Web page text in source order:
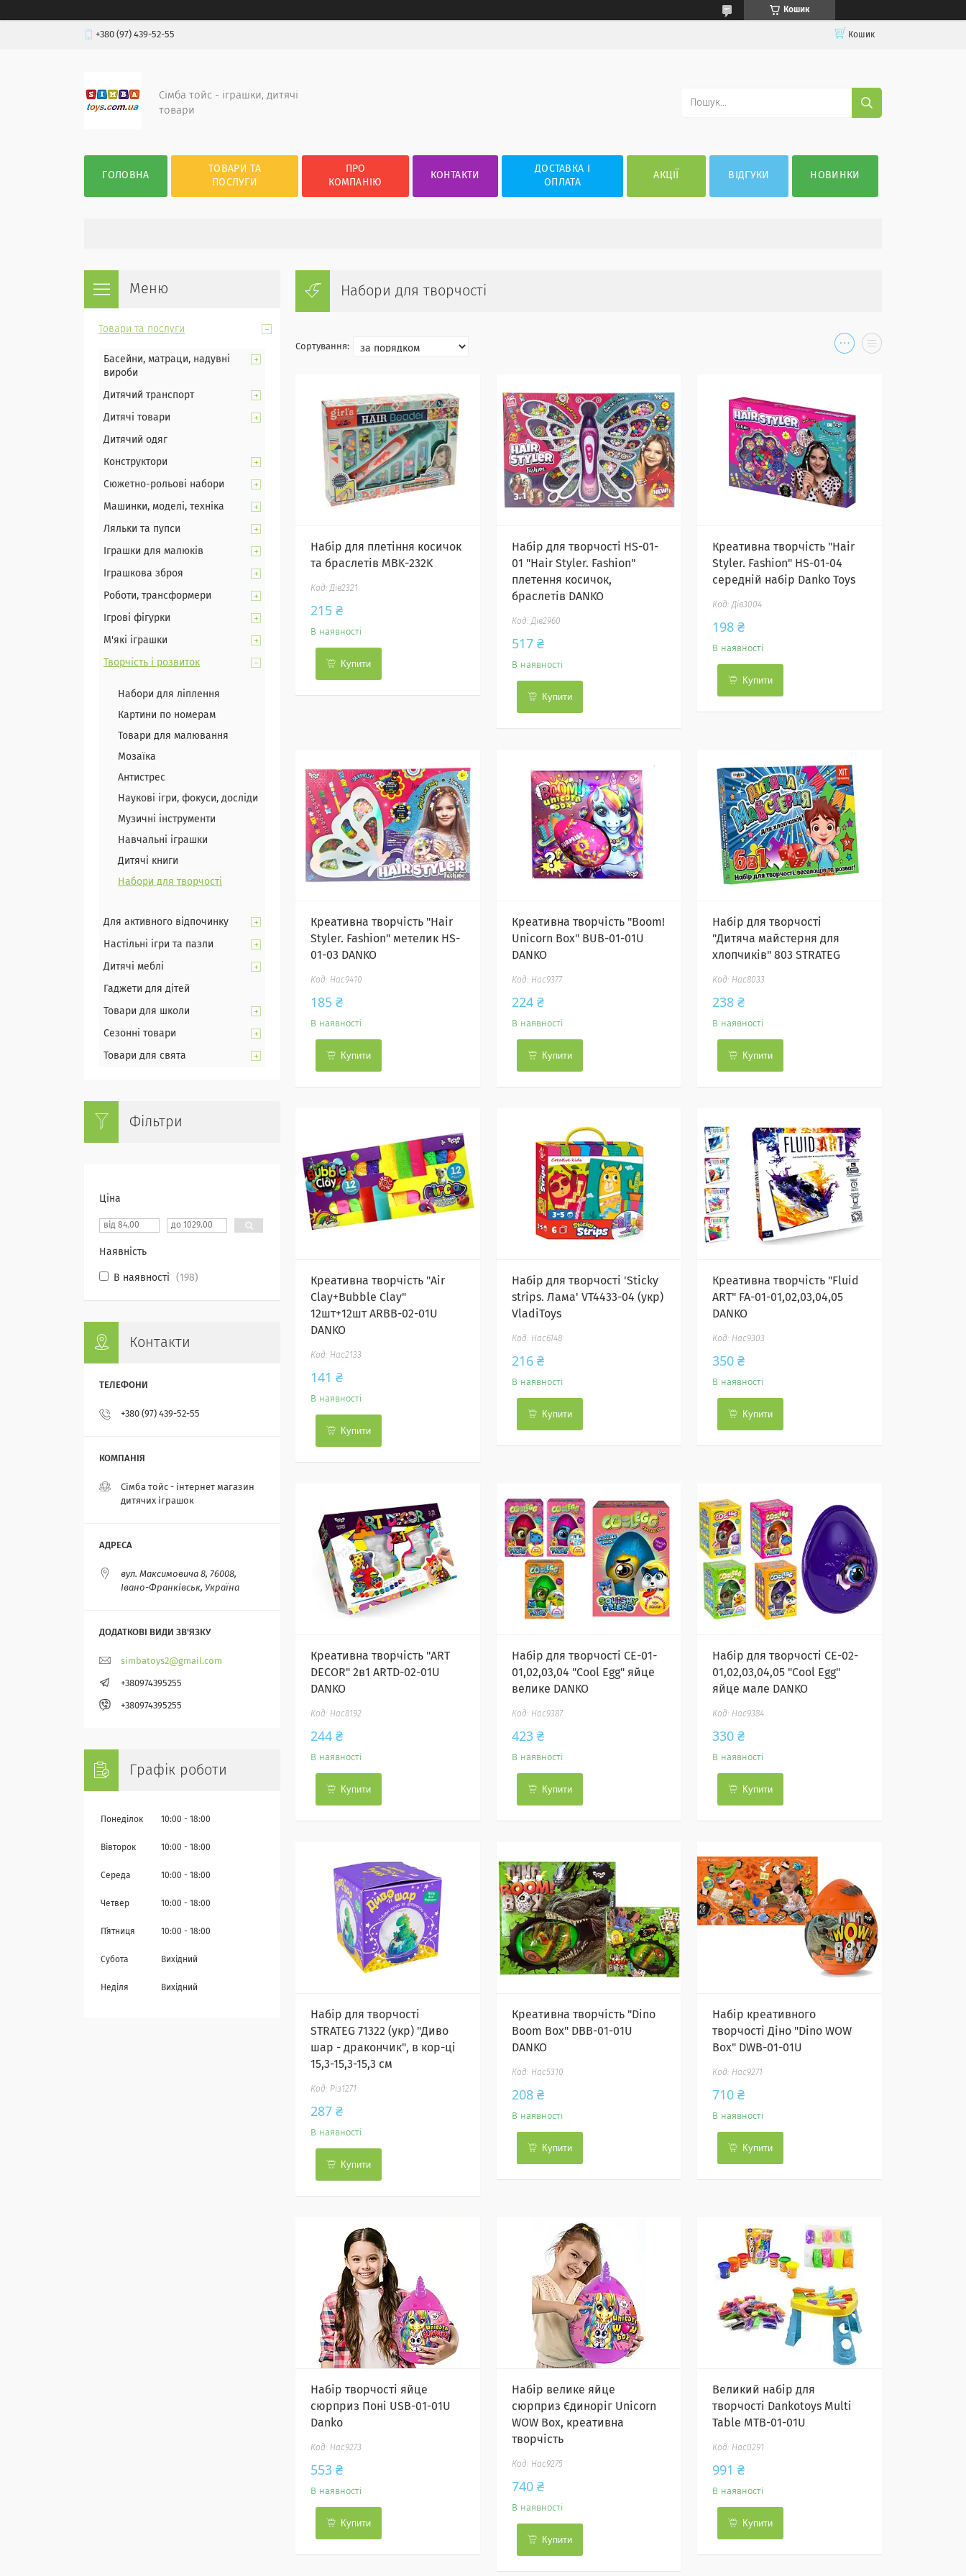
Кошик
+380 (97) 439-52-55 Кошик
Сімба тойс - іграшки, дитячі
товари
ГОЛОВНА
ТОВАРИ ТА
ПОСЛУГИ
ПРО
КОМПАНІЮ
КОНТАКТИ
ДОСТАВКА І
ОПЛАТА
АКЦІЇ ВІДГУКИ НОВИНКИ
Набори для творчості
Набір для плетіння косичок
та браслетів MBK-232K
Дів2321
215 ₴
В наявності
Купити
Набір для творчості HS-01-
01 "Hair Styler. Fashion"
плетення косичок,
браслетів DANKO
Дів2960
517 ₴
В наявності
Купити
Креативна творчість "Hair
Styler. Fashion" HS-01-04
середній набір Danko Toys
Дів3004
198 ₴
В наявності
Купити
Креативна творчість "Hair
Styler. Fashion" метелик HS-
01-03 DANKO
Нас9410
185 ₴
В наявності
Купити
Креативна творчість "Boom!
Unicorn Box" BUB-01-01U
DANKO
Нас9377
224 ₴
В наявності
Купити
Набір для творчості
"Дитяча майстерня для
хлопчиків" 803 STRATEG
Нас8033
238 ₴
В наявності
Купити
Креативна творчість "Air
Clay+Bubble Clay"
12шт+12шт ARBB-02-01U
DANKO
Нас2133
141 ₴
В наявності
Купити
Набір для творчості 'Sticky
strips. Лама' VT4433-04 (укр)
VladiToys
Нас6148
216 ₴
В наявності
Купити
Креативна творчість "Fluid
ART" FA-01-01,02,03,04,05
DANKO
Нас9303
350 ₴
В наявності
Купити
Креативна творчість "ART
DECOR" 2в1 ARTD-02-01U
DANKO
Нас8192
244 ₴
В наявності
Купити
Набір для творчості CE-01-
01,02,03,04 "Cool Egg" яйце
велике DANKO
Нас9387
423 ₴
В наявності
Купити
Набір для творчості CE-02-
01,02,03,04,05 "Cool Egg"
яйце мале DANKO
Нас9384
330 ₴
В наявності
Купити
Набір для творчості
STRATEG 71322 (укр) "Диво
шар - дракончик", в кор-ці
15,3-15,3-15,3 см
Різ1271
287 ₴
В наявності
Купити
Креативна творчість "Dino
Boom Box" DBB-01-01U
DANKO
Нас5310
208 ₴
В наявності
Купити
Набір креативного
творчості Діно "Dino WOW
Box" DWB-01-01U
Нас9271
710 ₴
В наявності
Купити
Набір творчості яйце
сюрприз Поні USB-01-01U
Danko
Нас9273
553 ₴
В наявності
Купити
Набір велике яйце
сюрприз Єдиноріг Unicorn
WOW Box, креативна
творчість
Нас9275
740 ₴
В наявності
Купити
Великий набір для
творчості Dankotoys Multi
Table MTB-01-01U
Нас0291
991 ₴
В наявності
Купити
Товари та послуги
Басейни, матраци, надувні
вироби
Дитячий транспорт
Дитячі товари
Дитячий одяг
Конструктори
Сюжетно-рольові набори
Машинки, моделі, техніка
Ляльки та пупси
Іграшки для малюків
Іграшкова зброя
Роботи, трансформери
Ігрові фігурки
М'які іграшки
Творчість і розвиток
Набори для ліплення
Картини по номерам
Товари для малювання
Мозаїка
Антистрес
Наукові ігри, фокуси, досліди
Музичні інструменти
Навчальні іграшки
Дитячі книги
Набори для творчості
Для активного відпочинку
Настільні ігри та пазли
Дитячі меблі
Гаджети для дітей
Товари для школи
Сезонні товари
Товари для свята
Фільтри
Ціна
Наявність
В наявності 198
Контакти
+380 (97) 439-52-55
Сімба тойс - інтернет магазин
дитячих іграшок
вул. Максимовича 8, 76008,
Івано-Франківськ, Україна
simbatoys2@gmail.com
+380974395255
+380974395255
Графік роботи
Понеділок 10:00 18:00
Вівторок 10:00 18:00
Середа 10:00 18:00
Четвер 10:00 18:00
Пʼятниця 10:00 18:00
Субота Вихідний
Неділя Вихідний